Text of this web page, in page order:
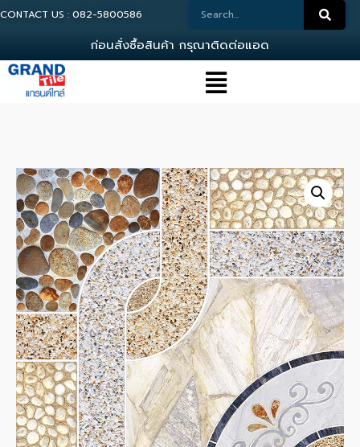
CONTACT US : 082-5800586
อนสงซอสนคา ก รณาตดตอแอดม